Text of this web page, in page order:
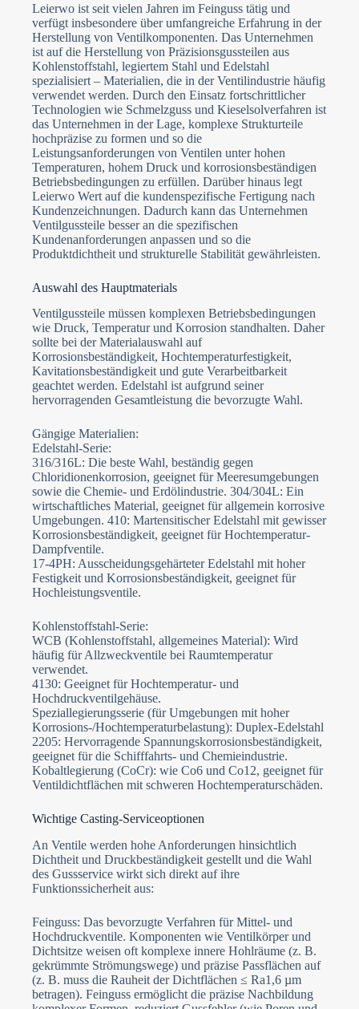
Leierwo ist seit vielen Jahren im Feinguss tätig und
verfügt insbesondere über umfangreiche Erfahrung in der
Herstellung von Ventilkomponenten. Das Unternehmen
ist auf die Herstellung von Präzisionsgussteilen aus
Kohlenstoffstahl, legiertem Stahl und Edelstahl
spezialisiert – Materialien, die in der Ventilindustrie häufig
verwendet werden. Durch den Einsatz fortschrittlicher
Technologien wie Schmelzguss und Kieselsolverfahren ist
das Unternehmen in der Lage, komplexe Strukturteile
hochpräzise zu formen und so die
Leistungsanforderungen von Ventilen unter hohen
Temperaturen, hohem Druck und korrosionsbeständigen
Betriebsbedingungen zu erfüllen. Darüber hinaus legt
Leierwo Wert auf die kundenspezifische Fertigung nach
Kundenzeichnungen. Dadurch kann das Unternehmen
Ventilgussteile besser an die spezifischen
Kundenanforderungen anpassen und so die
Produktdichtheit und strukturelle Stabilität gewährleisten.
Auswahl des Hauptmaterials
Ventilgussteile müssen komplexen Betriebsbedingungen
wie Druck, Temperatur und Korrosion standhalten. Daher
sollte bei der Materialauswahl auf
Korrosionsbeständigkeit, Hochtemperaturfestigkeit,
Kavitationsbeständigkeit und gute Verarbeitbarkeit
geachtet werden. Edelstahl ist aufgrund seiner
hervorragenden Gesamtleistung die bevorzugte Wahl.
Gängige Materialien:
Edelstahl-Serie:
316/316L: Die beste Wahl, beständig gegen
Chloridionenkorrosion, geeignet für Meeresumgebungen
sowie die Chemie- und Erdölindustrie. 304/304L: Ein
wirtschaftliches Material, geeignet für allgemein korrosive
Umgebungen. 410: Martensitischer Edelstahl mit gewisser
Korrosionsbeständigkeit, geeignet für Hochtemperatur-
Dampfventile.
17-4PH: Ausscheidungsgehärteter Edelstahl mit hoher
Festigkeit und Korrosionsbeständigkeit, geeignet für
Hochleistungsventile.
Kohlenstoffstahl-Serie:
WCB (Kohlenstoffstahl, allgemeines Material): Wird
häufig für Allzweckventile bei Raumtemperatur
verwendet.
4130: Geeignet für Hochtemperatur- und
Hochdruckventilgehäuse.
Speziallegierungsserie (für Umgebungen mit hoher
Korrosions-/Hochtemperaturbelastung): Duplex-Edelstahl
2205: Hervorragende Spannungskorrosionsbeständigkeit,
geeignet für die Schifffahrts- und Chemieindustrie.
Kobaltlegierung (CoCr): wie Co6 und Co12, geeignet für
Ventildichtflächen mit schweren Hochtemperaturschäden.
Wichtige Casting-Serviceoptionen
An Ventile werden hohe Anforderungen hinsichtlich
Dichtheit und Druckbeständigkeit gestellt und die Wahl
des Gussservice wirkt sich direkt auf ihre
Funktionssicherheit aus:
Feinguss: Das bevorzugte Verfahren für Mittel- und
Hochdruckventile. Komponenten wie Ventilkörper und
Dichtsitze weisen oft komplexe innere Hohlräume (z. B.
gekrümmte Strömungswege) und präzise Passflächen auf
(z. B. muss die Rauheit der Dichtflächen ≤ Ra1,6 µm
betragen). Feinguss ermöglicht die präzise Nachbildung